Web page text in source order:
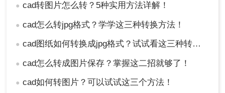
● cad转图片怎么转？5种实用方法详解！
● cad怎么转jpg格式？学学这三种转换方法！
● cad图纸如何转换成jpg格式？试试看这三种转换方式！
● cad怎么转成图片保存？掌握这二招就够了！
● cad如何转图片？可以试试这三个方法！